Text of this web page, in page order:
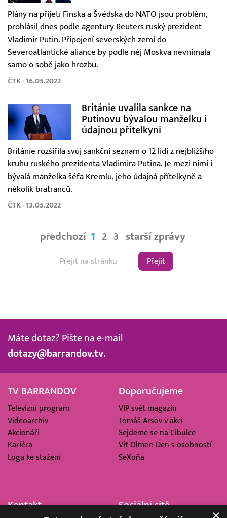
Plány na přijetí Finska a Švédska do NATO jsou problém,
prohlásil dnes podle agentury Reuters ruský prezident
Vladimir Putin. Připojení severských zemí do
Severoatlantické aliance by podle něj Moskva nevnímala
samo o sobě jako hrozbu.
ČTK - 16.05.2022
Británie uvalila sankce na
Putinovu bývalou manželku i
údajnou přítelkyni
Británie rozšířila svůj sankční seznam o 12 lidí z nejbližšího
kruhu ruského prezidenta Vladimira Putina. Je mezi nimi i
bývalá manželka šéfa Kremlu, jeho údajná přítelkyně a
několik bratranců.
ČTK - 13.05.2022
předchozí 1 2 3 starší zprávy
Přejít
Máte dotaz? Pište na e-mail
dotazy@barrandov.tv.
TV BARRANDOV
Televizní program
Videoarchiv
Akcionáři
Kariéra
Loga ke stažení
Doporučujeme
VIP svět magazín
Tomáš Arsov v akci
Sejdeme se na Cibulce
Vít Olmer: Den s osobností
SeXoňa
Kontakt Sociální sítě